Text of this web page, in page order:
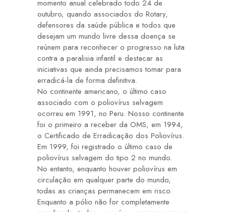
momento anual celebrado todo 24 de
outubro, quando associados do Rotary,
defensores da saúde pública e todos que
desejam um mundo livre dessa doença se
reúnem para reconhecer o progresso na luta
contra a paralisia infantil e destacar as
iniciativas que ainda precisamos tomar para
erradicá-la de forma definitiva.
No continente americano, o último caso
associado com o poliovírus selvagem
ocorreu em 1991, no Peru. Nosso continente
foi o primeiro a receber da OMS, em 1994,
o Certificado de Erradicação dos Poliovírus.
Em 1999, foi registrado o último caso de
poliovírus selvagem do tipo 2 no mundo.
No entanto, enquanto houver poliovírus em
circulação em qualquer parte do mundo,
todas as crianças permanecem em risco.
Enquanto a pólio não for completamente